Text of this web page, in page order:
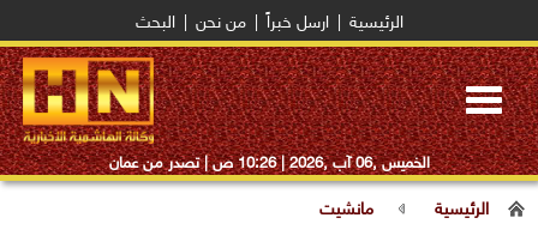
الرئيسية ارسل خبراً من نحن البحث
Toggle
navigation
الخميس ,06 آب ,2026 | 10:26 ص | تصدر من عمان
الرئيسية مانشيت